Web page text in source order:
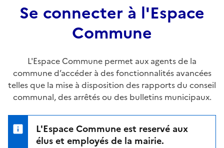
Se connecter à l'Espace
Commune
L'Espace Commune permet aux agents de la
commune d’accéder à des fonctionnalités avancées
telles que la mise à disposition des rapports du conseil
communal, des arrêtés ou des bulletins municipaux.
L'Espace Commune est reservé aux
élus et employés de la mairie.